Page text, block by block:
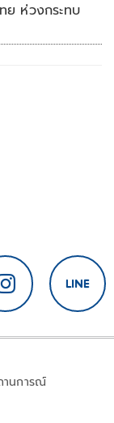
ย ห่วงกระทบ
านการณ์